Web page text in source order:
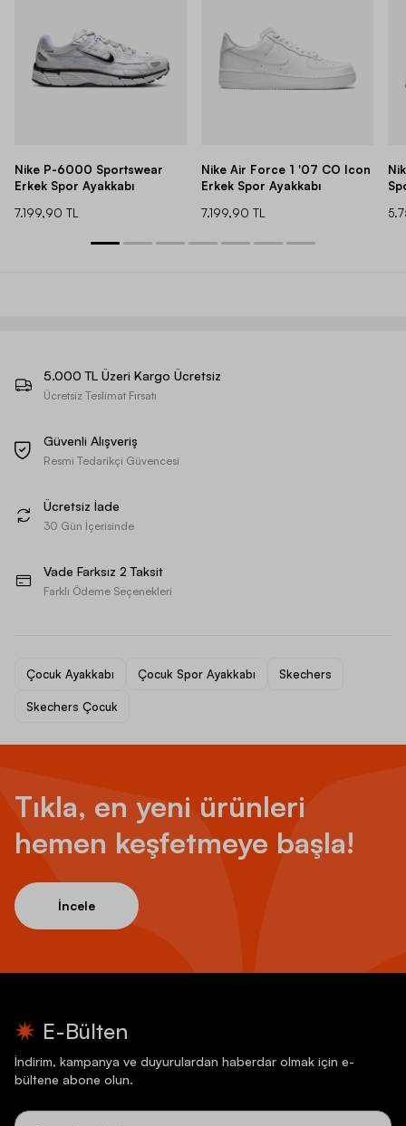
Nike P-6000 Sportswear
Erkek Spor Ayakkabı
7.199,90 TL
Nike Air Force 1 '07 CO Icon
Erkek Spor Ayakkabı
7.199,90 TL
5.000 TL Üzeri Kargo Ücretsiz
Ücretsiz Teslimat Fırsatı
Güvenli Alışveriş
Resmi Tedarikçi Güvencesi
Ücretsiz İade
30 Gün İçerisinde
Vade Farksız 2 Taksit
Farklı Ödeme Seçenekleri
Çocuk Ayakkabı Çocuk Spor Ayakkabı Skechers
Skechers Çocuk
Tıkla, en yeni ürünleri
hemen keşfetmeye başla!
İncele
E-Bülten
İndirim, kampanya ve duyurulardan haberdar olmak için e-
bültene abone olun.